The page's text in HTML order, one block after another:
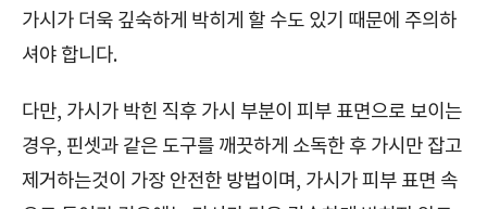
가시가 더욱 깊숙하게 박히게 할 수도 있기 때문에 주의하
셔야 합니다.
다만, 가시가 박힌 직후 가시 부분이 피부 표면으로 보이는
경우, 핀셋과 같은 도구를 깨끗하게 소독한 후 가시만 잡고
제거하는것이 가장 안전한 방법이며, 가시가 피부 표면 속